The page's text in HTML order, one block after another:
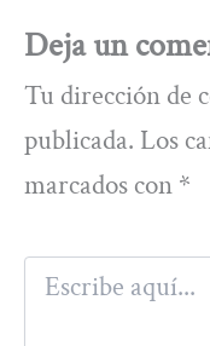
Deja un
Tu dirección de
publicada. Los
marcados con *
Escribe
aquí...